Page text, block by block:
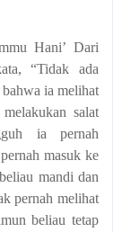
Hani’ Dari
“Tidak ada
ia melihat
salat
ia pernah
masuk ke
mandi dan
pernah melihat
beliau tetap